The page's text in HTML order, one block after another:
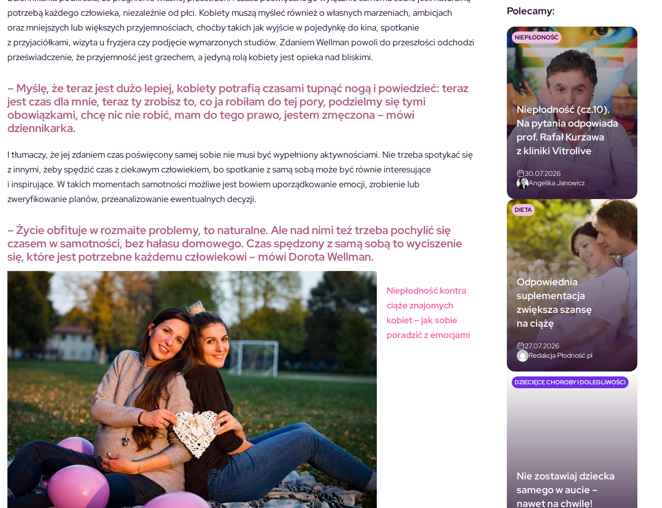
potrzebą każdego człowieka, niezależnie od płci. Kobiety muszą myśleć również o własnych marzeniach, ambicjach
oraz mniejszych lub większych przyjemnościach, choćby takich jak wyjście w pojedynkę do kina, spotkanie
z przyjaciółkami, wizyta u fryzjera czy podjęcie wymarzonych studiów. Zdaniem Wellman powoli do przeszłości odchodzi
przeświadczenie, że przyjemność jest grzechem, a jedyną rolą kobiety jest opieka nad bliskimi.
– Myślę, że teraz jest dużo lepiej, kobiety potrafią czasami tupnąć nogą i powiedzieć: teraz
jest czas dla mnie, teraz ty zrobisz to, co ja robiłam do tej pory, podzielmy się tymi
obowiązkami, chcę nic nie robić, mam do tego prawo, jestem zmęczona – mówi
dziennikarka.
I tłumaczy, że jej zdaniem czas poświęcony samej sobie nie musi być wypełniony aktywnościami. Nie trzeba spotykać się
z innymi, żeby spędzić czas z ciekawym człowiekiem, bo spotkanie z samą sobą może być równie interesujące
i inspirujące. W takich momentach samotności możliwe jest bowiem uporządkowanie emocji, zrobienie lub
zweryfikowanie planów, przeanalizowanie ewentualnych decyzji.
– Życie obfituje w rozmaite problemy, to naturalne. Ale nad nimi też trzeba pochylić się
czasem w samotności, bez hałasu domowego. Czas spędzony z samą sobą to wyciszenie
się, które jest potrzebne każdemu człowiekowi – mówi Dorota Wellman.
Niepłodność kontra
ciąże znajomych
kobiet – jak sobie
poradzić z emocjami
Polecamy:
Niepłodność (cz.10).
Na pytania odpowiada
prof. Rafał Kurzawa
z kliniki Vitrolive
30.07.2026
Angelika Janowicz
NIEPŁODNOŚĆ
Odpowiednia
suplementacja
zwiększa szansę
na ciążę
27.07.2026
Redakcja Płodność.pl
DIETA
Nie zostawiaj dziecka
samego w aucie –
nawet na chwilę!
DZIECIĘCE CHOROBY I DOLEGLIWOŚCI